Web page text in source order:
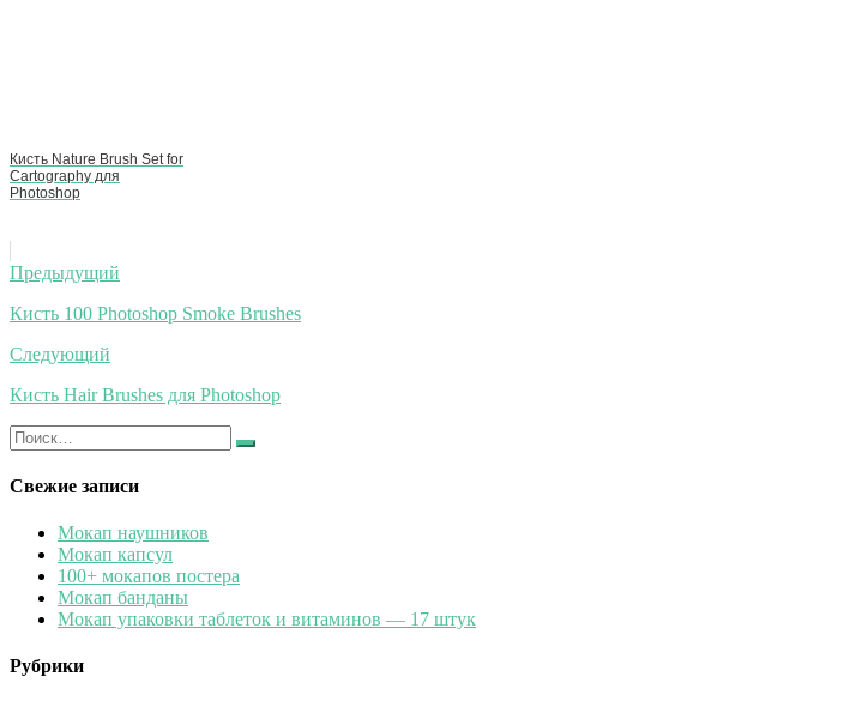
Кисть Nature Brush Set for
Cartography для
Photoshop
Навигация
по
записям
Предыдущий
Кисть 100 Photoshop Smoke Brushes
Следующий
Кисть Hair Brushes для Photoshop
Искать:
Найти
Свежие записи
Мокап наушников
Мокап капсул
100+ мокапов постера
Мокап банданы
Мокап упаковки таблеток и витаминов — 17 штук
Рубрики